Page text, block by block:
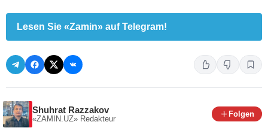
Lesen Sie «Zamin» auf Telegram!
Shuhrat Razzakov
«ZAMIN.UZ» Redakteur
Folgen